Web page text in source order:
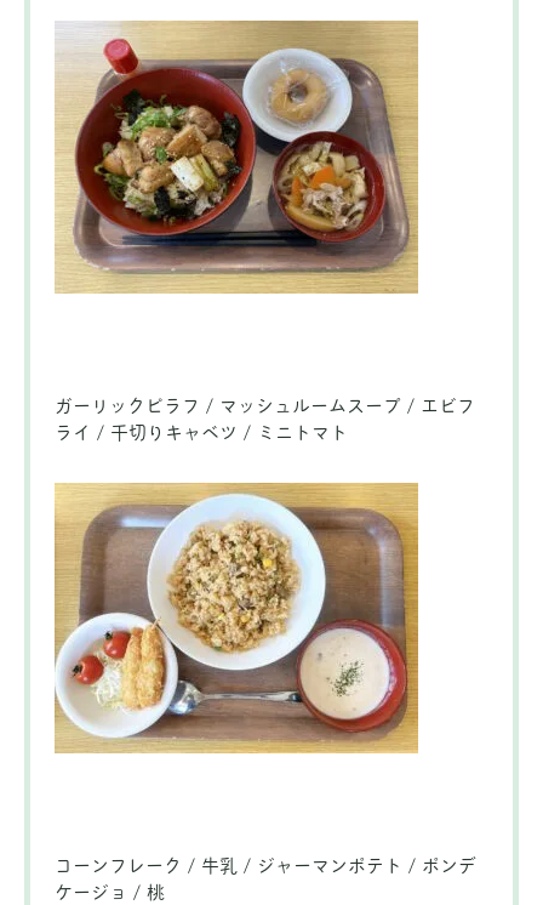
ガーリックピラフ / マッシュルームスープ / エビフ
ライ / 千切りキャベツ / ミニトマト
コーンフレーク / 牛乳 / ジャーマンポテト / ポンデ
ケージョ / 桃